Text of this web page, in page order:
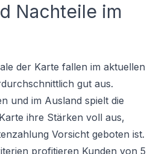
Nachteile im
der Karte fallen im aktuellen
gut aus.
und im Ausland spielt die
ihre Stärken voll aus,
Vorsicht geboten ist.
profitieren Kunden von 5